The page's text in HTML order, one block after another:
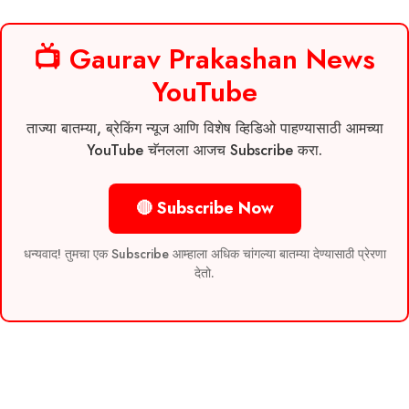
📺 Gaurav Prakashan News
YouTube
ताज्या बातम्या, ब्रेकिंग न्यूज आणि विशेष व्हिडिओ पाहण्यासाठी आमच्या
YouTube चॅनलला आजच Subscribe करा.
🔴 Subscribe Now
धन्यवाद! तुमचा एक Subscribe आम्हाला अधिक चांगल्या बातम्या देण्यासाठी प्रेरणा
देतो.